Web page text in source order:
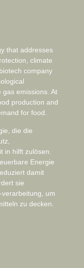
that addresses
climate
company
emissions. At
production and
for food.
die die
in hilft zulösen.
Energie
damit
sie
um
zu decken.